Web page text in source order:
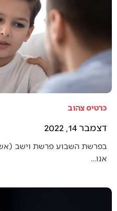
כרטיס צהוב
דצמבר 14, 2022
בפרשת השבוע פרשת וישב
אנו…